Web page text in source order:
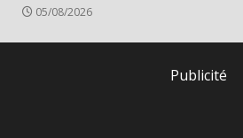
05/08/2026
Publicité